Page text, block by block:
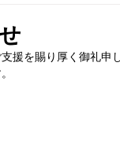
援を賜り厚く御礼申